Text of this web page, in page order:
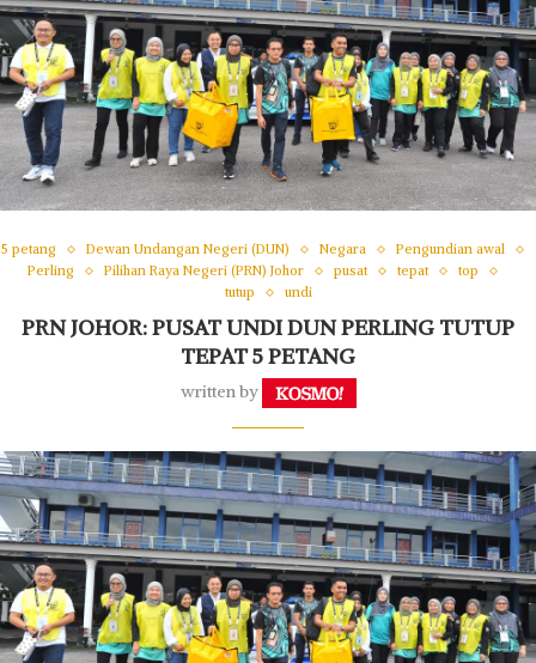
5 petang Dewan Undangan Negeri (DUN) Negara
Pengundian awal
Perling
Pilihan Raya Negeri (PRN) Johor pusat tepat
top
tutup
undi
PRN JOHOR: PUSAT UNDI DUN PERLING TUTUP
TEPAT 5 PETANG
written by